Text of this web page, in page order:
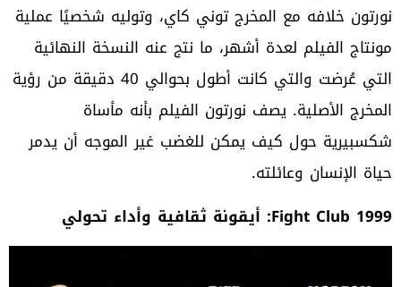
نورتون خلافه مع المخرج توني كاي، وتوليه شخصيًا عملية
مونتاج الفيلم لعدة أشهر، ما نتج عنه النسخة النهائية
التي عُرضت والتي كانت أطول بحوالي 40 دقيقة من رؤية
المخرج الأصلية. يصف نورتون الفيلم بأنه مأساة
شكسبيرية حول كيف يمكن للغضب غير الموجه أن يدمر
حياة الإنسان وعائلته.
Fight Club 1999: أيقونة ثقافية وأداء تحولي